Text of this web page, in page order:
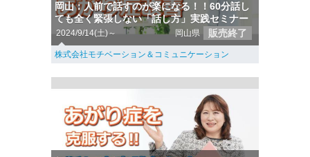
岡山：人前で話すのが楽になる！！60分話し
ても全く緊張しない「話し方」実践セミナー
2024/9/14(土)～ 岡山県 販売終了
株式会社モチベーション＆コミュニケーション